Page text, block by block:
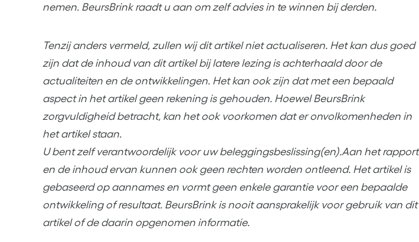
nemen. BeursBrink raadt u aan om zelf advies in te winnen bij derden.
Tenzij anders vermeld, zullen wij dit artikel niet actualiseren. Het kan dus goed
zijn dat de inhoud van dit artikel bij latere lezing is achterhaald door de
actualiteiten en de ontwikkelingen. Het kan ook zijn dat met een bepaald
aspect in het artikel geen rekening is gehouden. Hoewel BeursBrink
zorgvuldigheid betracht, kan het ook voorkomen dat er onvolkomenheden in
het artikel staan.
U bent zelf verantwoordelijk voor uw beleggingsbeslissing(en).Aan het rapport
en de inhoud ervan kunnen ook geen rechten worden ontleend. Het artikel is
gebaseerd op aannames en vormt geen enkele garantie voor een bepaalde
ontwikkeling of resultaat. BeursBrink is nooit aansprakelijk voor gebruik van dit
artikel of de daarin opgenomen informatie.